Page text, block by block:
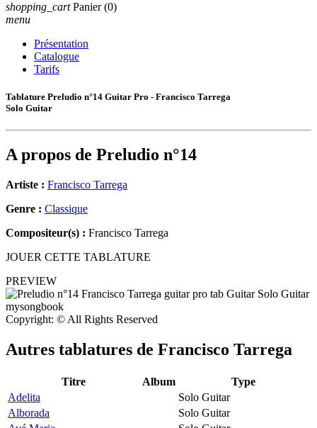
shopping_cart Panier (0)
menu
Présentation
Catalogue
Tarifs
Tablature Preludio n°14 Guitar Pro - Francisco Tarrega
Solo Guitar
A propos de Preludio n°14
Artiste : Francisco Tarrega
Genre : Classique
Compositeur(s) : Francisco Tarrega
JOUER CETTE TABLATURE
PREVIEW
Copyright: © All Rights Reserved
Autres tablatures de Francisco Tarrega
Titre Album
Type
Adelita
Solo Guitar
Alborada
Solo Guitar